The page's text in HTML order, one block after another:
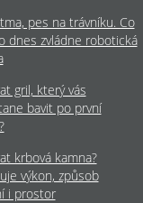
pes na trávníku. Co
dnes zvládne robotická
gril, který vás
bavit po první
krbová kamna?
výkon, způsob
i prostor